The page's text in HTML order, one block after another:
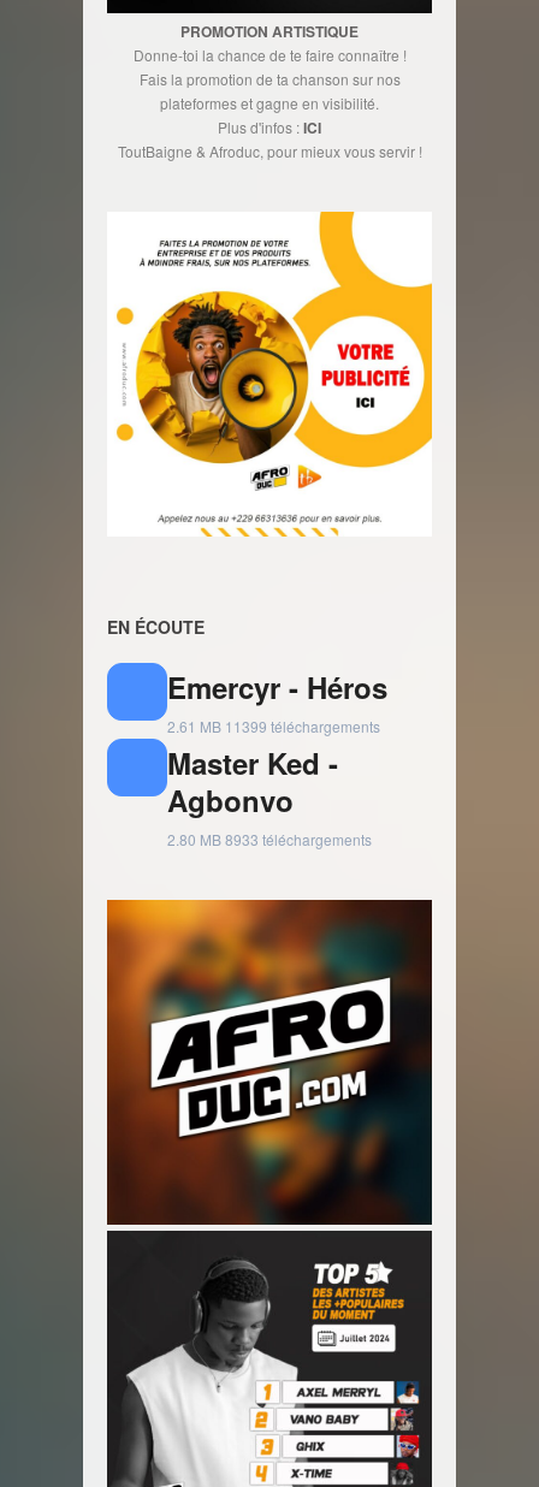
PROMOTION ARTISTIQUE
Donne-toi la chance de te faire connaître !
Fais la promotion de ta chanson sur nos
plateformes et gagne en visibilité.
Plus d'infos :ICI
ToutBaigne & Afroduc, pour mieux vous servir !
EN ÉCOUTE
Emercyr - Héros
2.61 MB 11399 téléchargements
Master Ked -
Agbonvo
2.80 MB8933 téléchargements